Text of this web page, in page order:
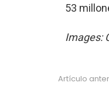
53
Images:
Artículo